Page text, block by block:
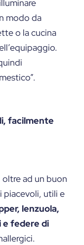
modo da
o la cucina
facilmente
oltre ad un buon
piacevoli, utili e
lenzuola,
e federe di